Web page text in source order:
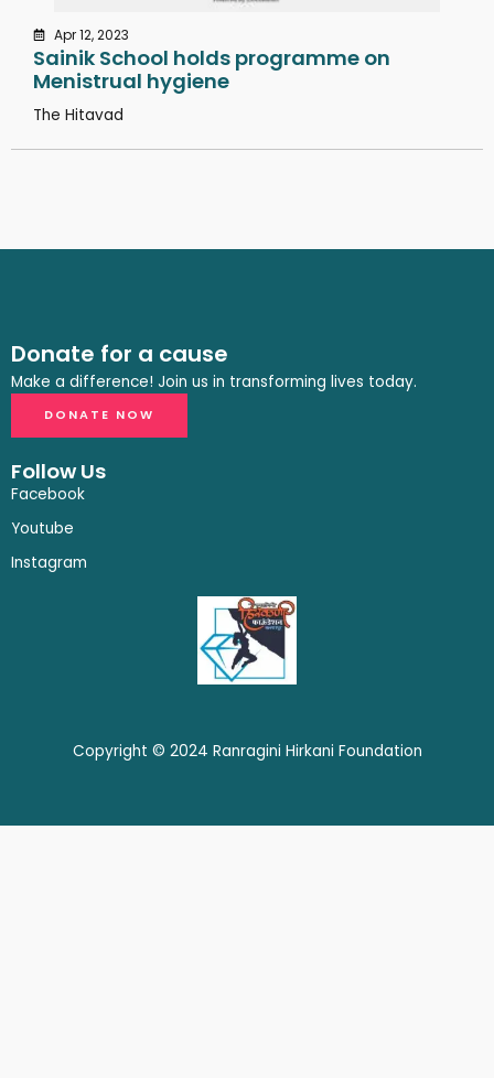
Apr 12, 2023
Sainik School holds programme on
Menistrual hygiene
The Hitavad
Donate for a cause
Make a difference! Join us in transforming lives today.
DONATE NOW
Follow Us
Facebook
Youtube
Instagram
Copyright © 2024 Ranragini Hirkani Foundation